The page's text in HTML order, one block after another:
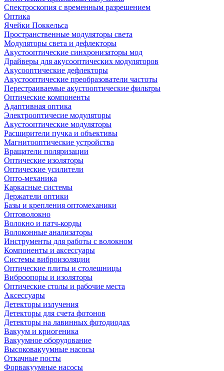
Спектроскопия с временным разрешением
Оптика
Ячейки Поккельса
Пространственные модуляторы света
Модуляторы света и дефлекторы
Акустооптические синхронизаторы мод
Драйверы для акусооптических модуляторов
Акусооптические дефлекторы
Акустооптические преобразователи частоты
Перестраиваемые акустооптические фильтры
Оптические компоненты
Адаптивная оптика
Электрооптичесие модуляторы
Акустооптические модуляторы
Расширители пучка и объективы
Магнитооптические устройства
Вращатели поляризации
Оптические изоляторы
Оптические усилители
Опто-механика
Каркасные системы
Держатели оптики
Базы и крепления оптомеханики
Оптоволокно
Волокно и патч-корды
Волоконные анализаторы
Инструменты для работы с волокном
Компоненты и аксессуары
Системы виброизоляции
Оптические плиты и столешницы
Виброопоры и изоляторы
Оптические столы и рабочие места
Аксессуары
Детекторы излучения
Детекторы для счета фотонов
Детекторы на лавинных фотодиодах
Вакуум и криогеника
Вакуумное оборудование
Высоковакуумные насосы
Откачные посты
Форвакуумные насосы